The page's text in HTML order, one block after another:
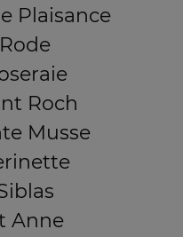
Plaisance
Roch
Musse
Anne